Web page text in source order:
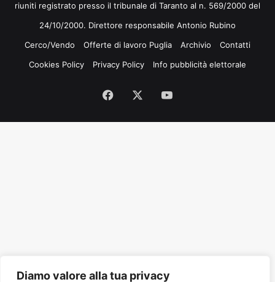
Diamo valore alla tua privacy
riuniti registrato presso il tribunale di Taranto al n. 569/2000 del
24/10/2000. Direttore responsabile Antonio Rubino
Cerco/Vendo
Offerte di lavoro Puglia Archivio
Contatti
Cookies Policy
Privacy Policy Info pubblicità elettorale
Facebook
Tube